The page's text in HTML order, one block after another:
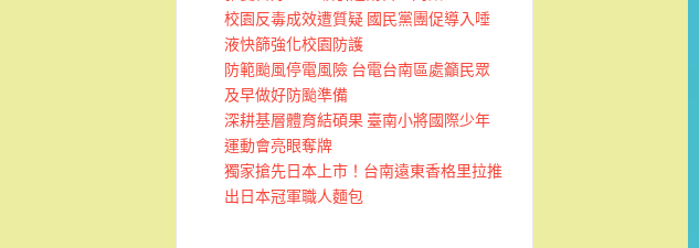
校園反毒成效遭質疑 國民黨團促導入唾
液快篩強化校園防護
防範颱風停電風險 台電台南區處籲民眾
及早做好防颱準備
深耕基層體育結碩果 臺南小將國際少年
運動會亮眼奪牌
獨家搶先日本上市！台南遠東香格里拉推
出日本冠軍職人麵包